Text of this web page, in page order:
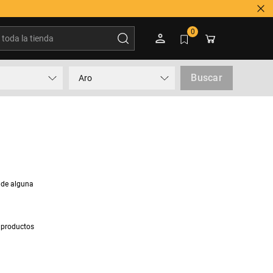
0
Aro Buscar
alguna